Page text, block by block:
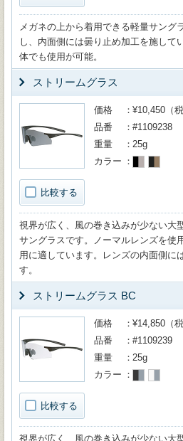
メガネの上から着用できる軽量サング
し、内面側には曇り止め加工を施して
体でも使用が可能。
ストリームグラス
比較する
価格
¥10,450（税
品番
#1109238
重量
25g
カラー
視界が広く、風の巻き込みが少ない大
サングラスです。ノーマルレンズを使
用に適しています。レンズの内面側に
す。
ストリームグラス BC
比較する
価格
¥14,850（税
品番
#1109239
重量
25g
カラー
視界が広く、風の巻き込みが少ない大